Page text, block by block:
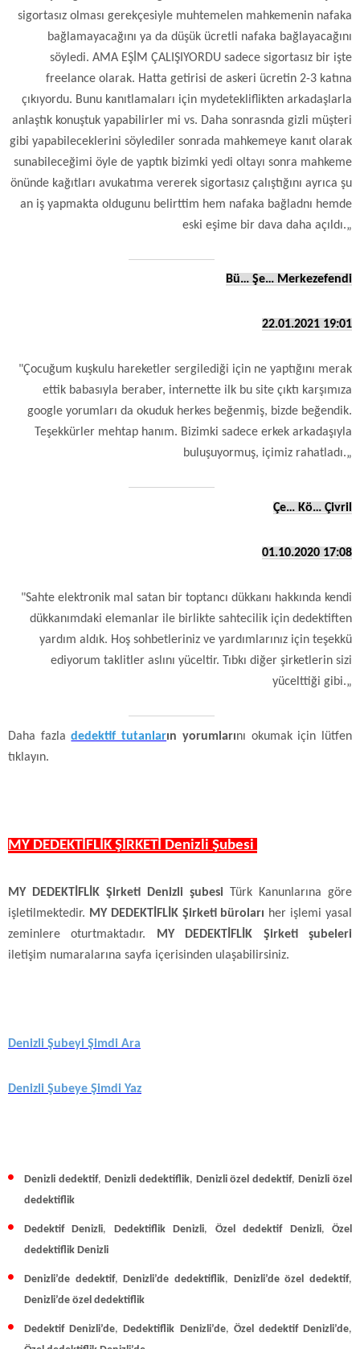
sigortasız olması gerekçesiyle muhtemelen mahkemenin nafaka
bağlamayacağını ya da düşük ücretli nafaka bağlayacağını
söyledi. AMA EŞİM ÇALIŞIYORDU sadece sigortasız bir işte
freelance olarak. Hatta getirisi de askeri ücretin 2-3 katına
çıkıyordu. Bunu kanıtlamaları için mydetekliflikten arkadaşlarla
anlaştık konuştuk yapabilirler mi vs. Daha sonrasnda gizli müşteri
gibi yapabileceklerini söylediler sonrada mahkemeye kanıt olarak
sunabileceğimi öyle de yaptık bizimki yedi oltayı sonra mahkeme
önünde kağıtları avukatıma vererek sigortasız çalıştığını ayrıca şu
an iş yapmakta oldugunu belirttim hem nafaka bağladnı hemde
eski eşime bir dava daha açıldı.„
Bü… Şe… Merkezefendi
22.01.2021 19:01
"Çocuğum kuşkulu hareketler sergilediği için ne yaptığını merak
ettik babasıyla beraber, internette ilk bu site çıktı karşımıza
google yorumları da okuduk herkes beğenmiş, bizde beğendik.
Teşekkürler mehtap hanım. Bizimki sadece erkek arkadaşıyla
buluşuyormuş, içimiz rahatladı.„
Çe… Kö… Çivril
01.10.2020 17:08
"Sahte elektronik mal satan bir toptancı dükkanı hakkında kendi
dükkanımdaki elemanlar ile birlikte sahtecilik için dedektiften
yardım aldık. Hoş sohbetleriniz ve yardımlarınız için teşekkü
ediyorum taklitler aslını yüceltir. Tıbkı diğer şirketlerin sizi
yücelttiği gibi.„
Daha fazladedektif tutanların yorumlarını okumak için lütfen
tıklayın.
MY DEDEKTİFLİK ŞİRKETİ Denizli Şubesi
MY DEDEKTİFLİK Şirketi Denizli şubesi Türk Kanunlarına göre
işletilmektedir. MY DEDEKTİFLİK Şirketi büroları her işlemi yasal
zeminlere oturtmaktadır. MY DEDEKTİFLİK Şirketi şubeleri
iletişim numaralarına sayfa içerisinden ulaşabilirsiniz.
Denizli Şubeyi Şimdi Ara
Denizli Şubeye Şimdi Yaz
Denizli dedektif, Denizli dedektiflik, Denizli özel dedektif,Denizli özel
dedektiflik
Dedektif Denizli, Dedektiflik Denizli, Özel dedektif Denizli,Özel
dedektiflik Denizli
Denizli’de dedektif,Denizli’de dedektiflik, Denizli’de özel dedektif,
Denizli’de özel dedektiflik
Dedektif Denizli’de,Dedektiflik Denizli’de, Özel dedektif Denizli’de,